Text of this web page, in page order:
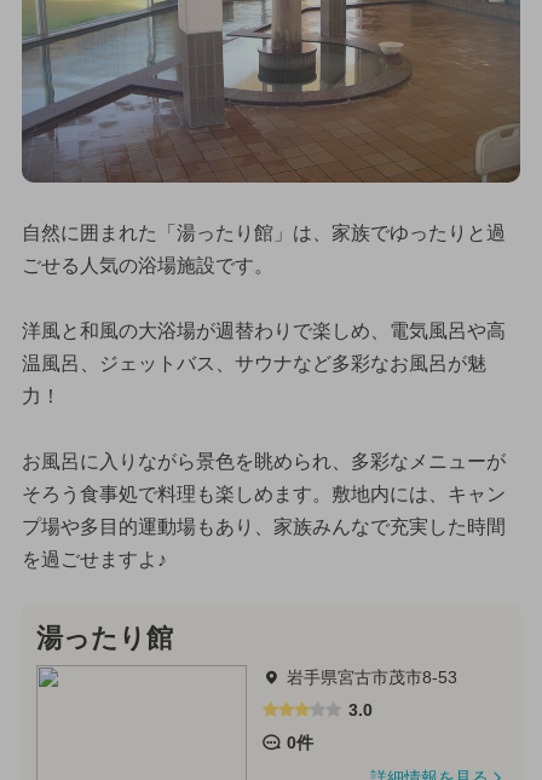
自然に囲まれた「湯ったり館」は、家族でゆったりと過
ごせる人気の浴場施設です。
洋風と和風の大浴場が週替わりで楽しめ、電気風呂や高
温風呂、ジェットバス、サウナなど多彩なお風呂が魅
力！
お風呂に入りながら景色を眺められ、多彩なメニューが
そろう食事処で料理も楽しめます。敷地内には、キャン
プ場や多目的運動場もあり、家族みんなで充実した時間
を過ごせますよ♪
湯ったり館
岩手県宮古市茂市8-53
3.0
0件